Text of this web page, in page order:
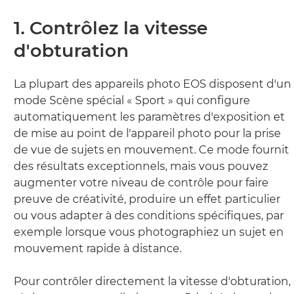
1. Contrôlez la vitesse
d'obturation
La plupart des appareils photo EOS disposent d'un
mode Scène spécial « Sport » qui configure
automatiquement les paramètres d'exposition et
de mise au point de l'appareil photo pour la prise
de vue de sujets en mouvement. Ce mode fournit
des résultats exceptionnels, mais vous pouvez
augmenter votre niveau de contrôle pour faire
preuve de créativité, produire un effet particulier
ou vous adapter à des conditions spécifiques, par
exemple lorsque vous photographiez un sujet en
mouvement rapide à distance.
Pour contrôler directement la vitesse d'obturation,